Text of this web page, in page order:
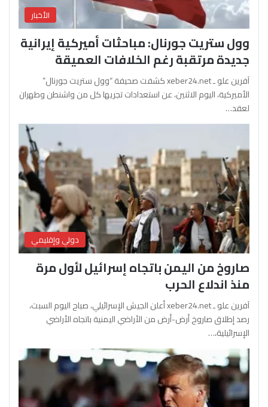
الأخبار
وول ستريت جورنال: مباحثات أميركية إيرانية
جديدة مرتقبة رغم الخلافات العميقة
آفرين علو ـ xeber24.net كشفت صحيفة “وول ستريت جورنال”
الأميركية، اليوم الاثنين، عن استعدادات تجريها كل من واشنطن وطهران
لعقد…
دولي وإقليمي
صاروخ من اليمن باتجاه إسرائيل لأول مرة
منذ اندلاع الحرب
آفرين علو ـ xeber24.net أعلن الجيش الإسرائيلي، صباح اليوم السبت،
رصد إطلاق صاروخ أرض-أرض من الأراضي اليمنية باتجاه الأراضي
الإسرائيلية،…